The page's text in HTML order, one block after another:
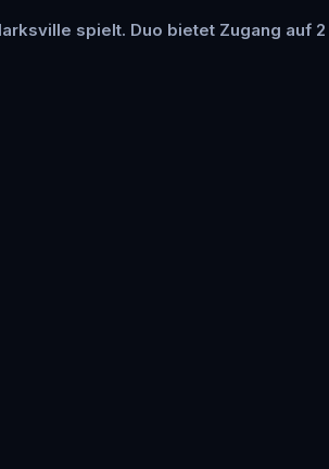
spielt. Duo bietet Zugang auf